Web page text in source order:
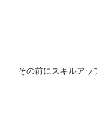
その前にスキルアッ